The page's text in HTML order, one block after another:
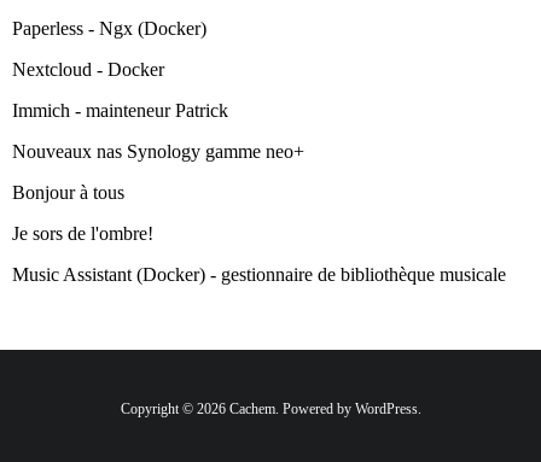
Paperless - Ngx (Docker)
Nextcloud - Docker
Immich - mainteneur Patrick
Nouveaux nas Synology gamme neo+
Bonjour à tous
Je sors de l'ombre!
Music Assistant (Docker) - gestionnaire de bibliothèque musicale
Copyright © 2026 Cachem. Powered by WordPress.